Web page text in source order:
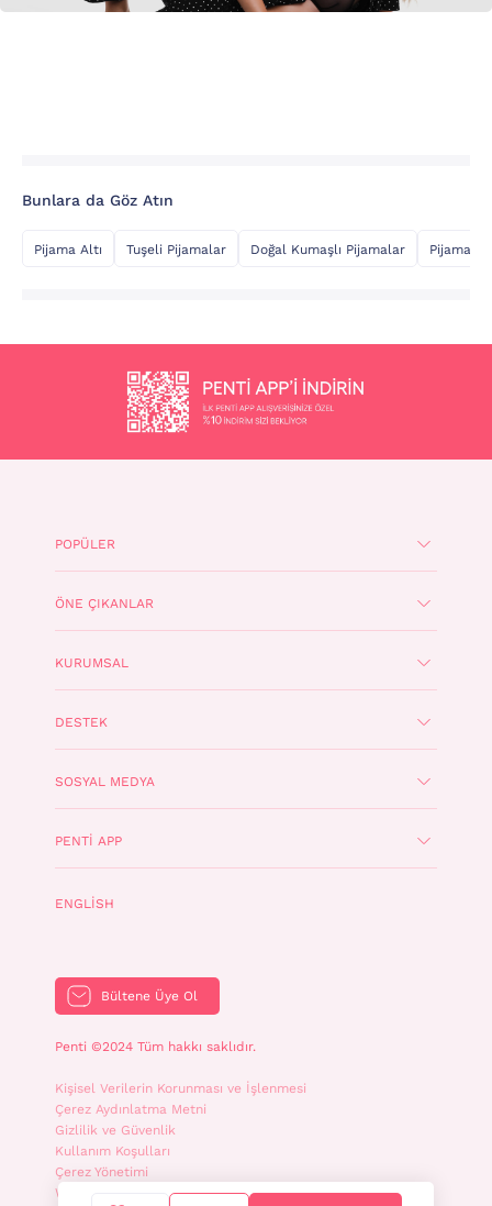
Bunlara da Göz Atın
Pijama Altı Tuşeli Pijamalar Doğal Kumaşlı Pijamalar Pijama
POPÜLER
ÖNE ÇIKANLAR
KURUMSAL
DESTEK
SOSYAL MEDYA
PENTI APP
ENGLISH
Bültene Üye Ol
Penti ©2024 Tüm hakkı saklıdır.
Kişisel Verilerin Korunması ve İşlenmesi
Çerez Aydınlatma Metni
Gizlilik ve Güvenlik
Kullanım Koşulları
Çerez Yönetimi
WhatsApp İletişim Aydınlatma Metni